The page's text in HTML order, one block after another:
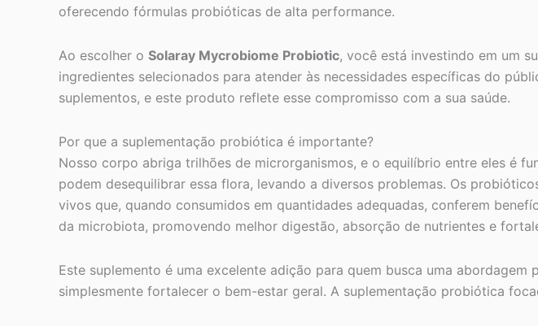
oferecendo fórmulas probióticas de alta performance.
Ao escolher o Solaray Mycrobiome Probiotic, você está investindo em um
ingredientes selecionados para atender às necessidades específicas do
suplementos, e este produto reflete esse compromisso com a sua saúde.
Por que a suplementação probiótica é importante?
Nosso corpo abriga trilhões de microrganismos, e o equilíbrio entre eles é
podem desequilibrar essa flora, levando a diversos problemas. Os
vivos que, quando consumidos em quantidades adequadas, conferem
da microbiota, promovendo melhor digestão, absorção de nutrientes e
Este suplemento é uma excelente adição para quem busca uma
simplesmente fortalecer o bem-estar geral. A suplementação probiótica